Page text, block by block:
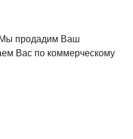
Мы продадим Ваш
Вас по коммерческому